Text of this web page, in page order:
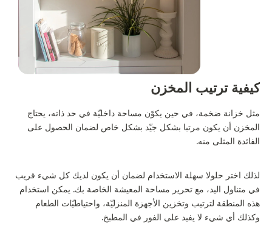
كيفية ترتيب المخزن
مثل خزانة ضخمة، في حين يكوّن مساحة داخليّة في حد ذاته، يحتاج
المخزن أن يكون مرتبا بشكل جيّد بشكل خاص لضمان الحصول على
الفائدة المثلى منه.
لذلك اختر حلولا سهلة الاستخدام لضمان أن يكون لديك كل شيء قريب
في متناول اليد، مع تحرير مساحة المعيشة الخاصة بك. يمكن استخدام
هذه المنطقة لترتيب وتخزين الأجهزة المنزليّة، واحتياطيّات الطعام
وكذلك أي شيء لا يفيد على الفور في المطبخ.